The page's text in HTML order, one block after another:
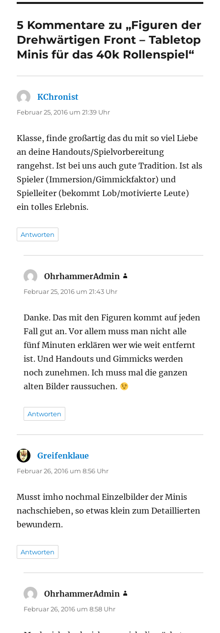
5 Kommentare zu „Figuren der
Drehwärtigen Front – Tabletop
Minis für das 40k Rollenspiel“
KChronist
Februar 25, 2016 um 21:39 Uhr
Klasse, finde großartig das du mit so viel Liebe
an deine Handouts/Spielvorbereitung
rangehst. Ist bei uns auch gute Tradition. Ist als
Spieler (Immersion/Gimmickfaktor) und
Spielleiter (bekommt Lob/motivierte Leute)
ein tolles Erlebnis.
Antworten
OhrhammerAdmin
Februar 25, 2016 um 21:43 Uhr
Danke. Das mit den Figuren kommt auf jeden
Fall gut an. Vor allem muss man nicht alle
fünf Minuten erklären wer wie weit entfernt
ist. Und Handouts und Gimmicks werden
noch zunehmen. Ich muss mal die ganzen
alten Bilder raussuchen.
Antworten
Greifenklaue
Februar 26, 2016 um 8:56 Uhr
Musst imho nochmal Einzelbilder der Minis
nachschieben, so etwas klein zum Detaillierten
bewundern.
Antworten
OhrhammerAdmin
Februar 26, 2016 um 8:58 Uhr